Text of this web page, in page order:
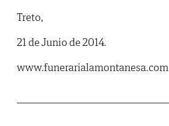
Treto,
21 de Junio de 2014.
www.funerarialamontanesa.com